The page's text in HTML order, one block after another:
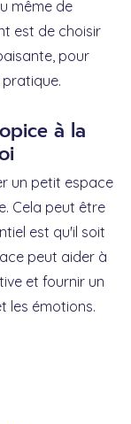
même de
est de choisir
pour
à la
un petit espace
Cela peut être
est qu'il soit
peut aider à
et fournir un
les émotions.